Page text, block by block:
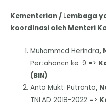
Kementerian / Lembaga
koordinasi oleh Menteri
Muhammad Herindra,
Pertahanan ke-9 =>
(BIN)
Anto Mukti Putranto,
TNI AD 2018-2022 =>